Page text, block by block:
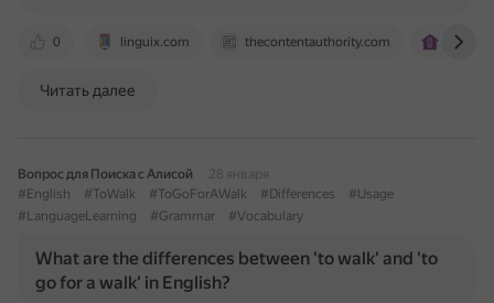
0 linguix.com thecontentauthority.com
Читать далее
Вопрос для Поиска с Алисой
28 января
#English
#ToWalk #ToGoForAWalk #Differences
#Usage
#LanguageLearning
#Grammar #Vocabulary
What are the differences between 'to walk' and 'to
go for a walk' in English?